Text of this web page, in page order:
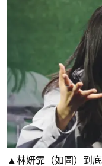
▲林妍霏（如圖）到